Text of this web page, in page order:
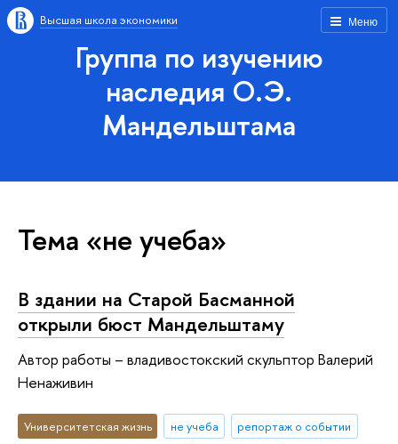
Меню
Высшая школа экономики
Группа по изучению
наследия О.Э.
Мандельштама
Тема «не учеба»
В здании на Старой Басманной
открыли бюст Мандельштаму
Автор работы – владивостокский скульптор Валерий
Ненаживин
Университетская жизнь не учеба
репортаж о событии